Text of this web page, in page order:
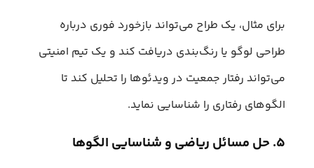
برای مثال، یک طراح می‌تواند بازخورد فوری درباره
طراحی لوگو یا رنگ‌بندی دریافت کند و یک تیم امنیتی
می‌تواند رفتار جمعیت در ویدئوها را تحلیل کند تا
الگوهای رفتاری را شناسایی نماید.
۵. حل مسائل ریاضی و شناسایی الگوها